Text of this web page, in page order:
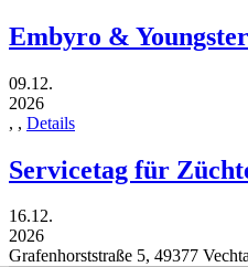
Embyro &
09.12.
2026
, , Details
Servicetag für
16.12.
2026
Grafenhorststraße 5, 49377